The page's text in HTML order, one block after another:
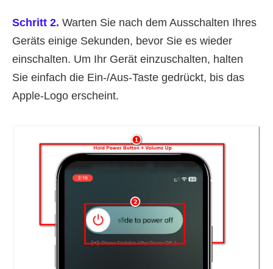
Schritt 2. Warten Sie nach dem Ausschalten Ihres
Geräts einige Sekunden, bevor Sie es wieder
einschalten. Um Ihr Gerät einzuschalten, halten
Sie einfach die Ein-/Aus-Taste gedrückt, bis das
Apple-Logo erscheint.